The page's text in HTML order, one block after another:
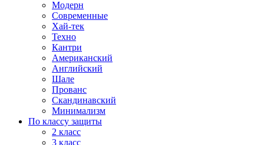
Модерн
Современные
Хай-тек
Техно
Кантри
Американский
Английский
Шале
Прованс
Скандинавский
Минимализм
По классу защиты
2 класс
3 класс